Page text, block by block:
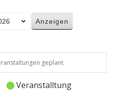
geplant.
Veranstalltung